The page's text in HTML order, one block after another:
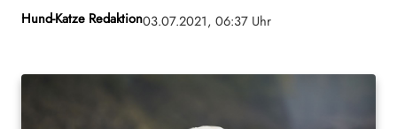
Hund-Katze Redaktion03.07.2021, 06:37 Uhr